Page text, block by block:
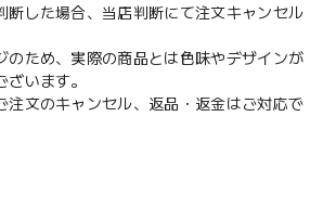
断した場合、当店判断にて注文キャンセル
のため、実際の商品とは色味やデザインが
います。
注文のキャンセル、返品・返金はご対応で